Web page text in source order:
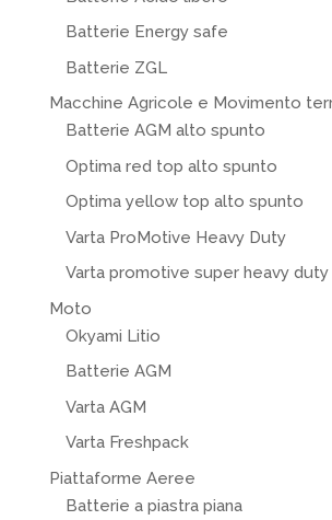
Batterie Energy safe
Batterie ZGL
Macchine Agricole e Movimento
Batterie AGM alto spunto
Optima red top alto spunto
Optima yellow top alto spunto
Varta ProMotive Heavy Duty
Varta promotive super heavy duty
Moto
Okyami Litio
Batterie AGM
Varta AGM
Varta Freshpack
Piattaforme Aeree
Batterie a piastra piana